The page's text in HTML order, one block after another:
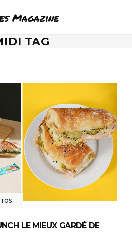
Magazine
TAG
LE MIEUX GARDÉ DE